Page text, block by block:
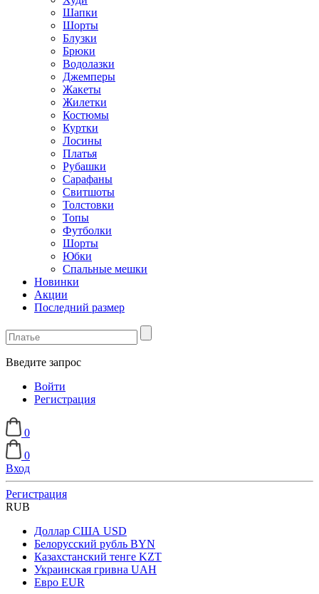
Шапки
Шорты
Блузки
Брюки
Водолазки
Джемперы
Жакеты
Жилетки
Костюмы
Куртки
Лосины
Платья
Рубашки
Сарафаны
Свитшоты
Толстовки
Топы
Футболки
Шорты
Юбки
Спальные мешки
Новинки
Акции
Последний размер
Введите запрос
Войти
Регистрация
0
0
Вход
Регистрация
RUB
Доллар США USD
Белорусский рубль BYN
Казахстанский тенге KZT
Украинская гривна UAH
Евро EUR